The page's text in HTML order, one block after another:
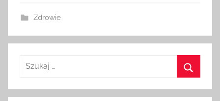
Zdrowie
Szukaj: